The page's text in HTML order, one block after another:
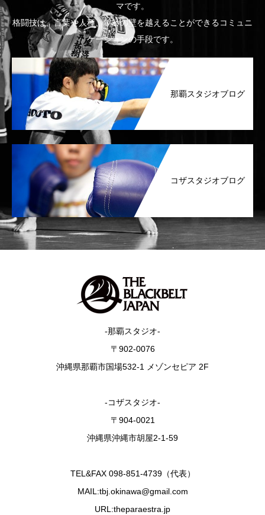
マです。
格闘技は、言葉や人種、年齢の壁を越えることができるコミュニ
ケーションの手段です。
那覇スタジオブログ
コザスタジオブログ
-那覇スタジオ-
〒902-0076
沖縄県那覇市国場532-1 メゾンセピア 2F
-コザスタジオ-
〒904-0021
沖縄県沖縄市胡屋2-1-59
TEL&FAX 098-851-4739（代表）
MAIL:tbj.okinawa@gmail.com
URL:theparaestra.jp